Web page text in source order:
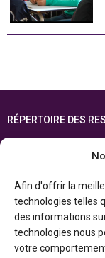
Afin d'offrir la
technologies telles
des informations
technologies nous
votre
RÉPERTOIRE DES
ENGLISH
Cette ressource est
l’Ontario et du
Patrimoine canadien